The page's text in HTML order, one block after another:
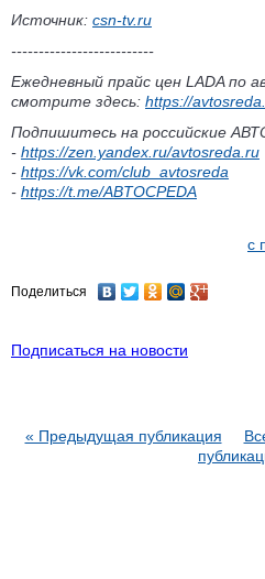
Источник: csn-tv.ru
--------------------------
Ежедневный прайс цен LADA по
смотрите здесь: https://
Подпишитесь на российские
- https://zen.yandex.ru/avtosreda.ru
- https://vk.com/club_avtosreda
- https://t.me/ABTOCPEDA
с
Поделиться
Подписаться на новости
« Предыдущая публикация